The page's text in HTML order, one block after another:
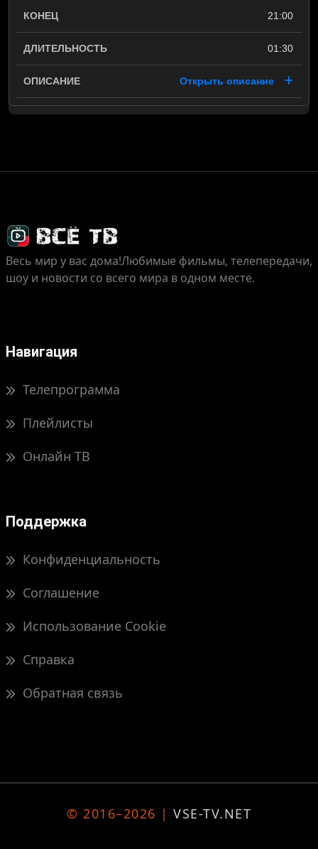
21:00
01:30
Открыть описание
Весь мир у вас дома!Любимые фильмы, телепередачи,
шоу и новости со всего мира в одном месте.
Навигация
Телепрограмма
Плейлисты
Онлайн ТВ
Поддержка
Конфиденциальность
Соглашение
Использование Cookie
Справка
Обратная связь
© 2016–2026 | VSE-TV.NET